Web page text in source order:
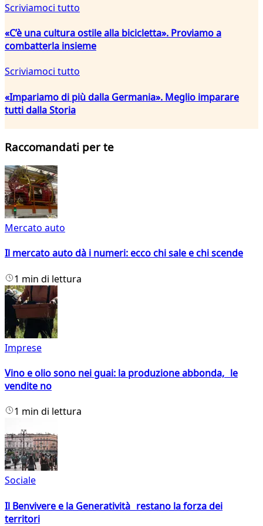
Scriviamoci tutto
«C’è una cultura ostile alla bicicletta». Proviamo a
combatterla insieme
Scriviamoci tutto
«Impariamo di più dalla Germania». Meglio imparare
tutti dalla Storia
Raccomandati per te
Mercato auto
Il mercato auto dà i numeri: ecco chi sale e chi scende
1 min di lettura
Imprese
Vino e olio sono nei guai: la produzione abbonda, le
vendite no
1 min di lettura
Sociale
Il Benvivere e la Generatività restano la forza dei
territori